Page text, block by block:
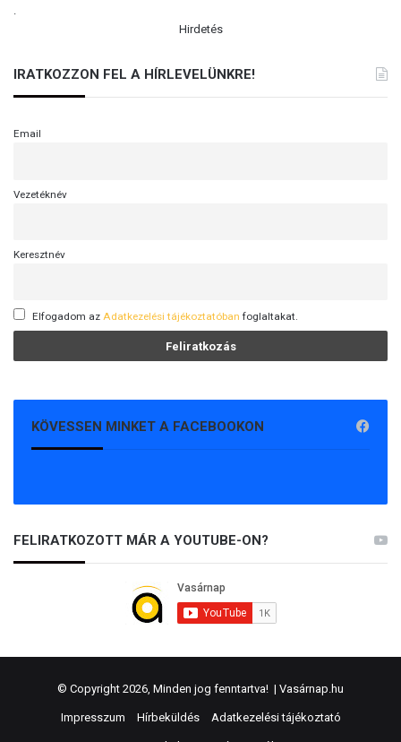
.
Hirdetés
IRATKOZZON FEL A HÍRLEVELÜNKRE!
Email
Vezetéknév
Keresztnév
Elfogadom az Adatkezelési tájékoztatóban foglaltakat.
KÖVESSEN MINKET A FACEBOOKON
FELIRATKOZOTT MÁR A YOUTUBE-ON?
© Copyright 2026, Minden jog fenntartva! | Vasárnap.hu
Impresszum Hírbeküldés Adatkezelési tájékoztató